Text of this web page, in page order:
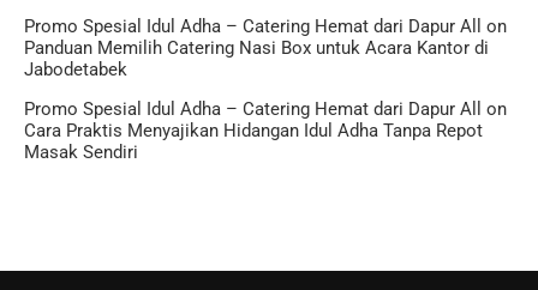
Promo Spesial Idul Adha – Catering Hemat dari Dapur All
on
Panduan Memilih Catering Nasi Box untuk Acara Kantor di
Jabodetabek
Promo Spesial Idul Adha – Catering Hemat dari Dapur All
on
Cara Praktis Menyajikan Hidangan Idul Adha Tanpa Repot
Masak Sendiri